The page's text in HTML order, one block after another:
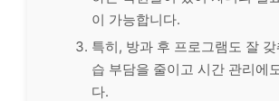
이 가능합니다.
특히, 방과 후 프로그램도 잘
습 부담을 줄이고 시간 관리에
다.